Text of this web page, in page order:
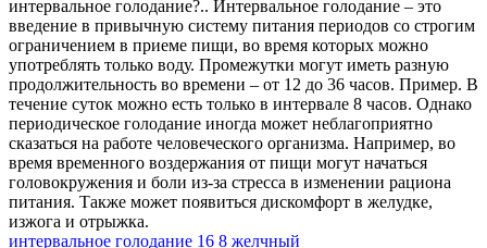
интервальное голодание?.. Интервальное голодание – это
введение в привычную систему питания периодов со строгим
ограничением в приеме пищи, во время которых можно
употреблять только воду. Промежутки могут иметь разную
продолжительность во времени – от 12 до 36 часов. Пример. В
течение суток можно есть только в интервале 8 часов. Однако
периодическое голодание иногда может неблагоприятно
сказаться на работе человеческого организма. Например, во
время временного воздержания от пищи могут начаться
головокружения и боли из-за стресса в изменении рациона
питания. Также может появиться дискомфорт в желудке,
изжога и отрыжка.
интервальное голодание 16 8 желчный